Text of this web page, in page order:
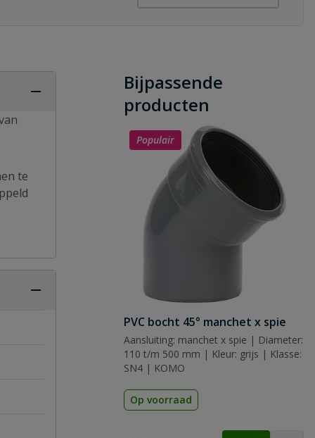
te
Bijpassende
producten
Populair
PVC bocht 45° manchet x spie
Aansluiting: manchet x spie | Diameter:
110 t/m 500 mm | Kleur: grijs | Klasse:
SN4 | KOMO
Op voorraad